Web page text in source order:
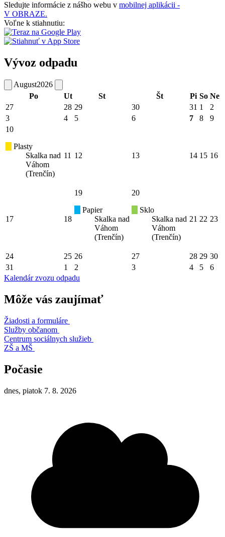
Sledujte informácie z nášho webu v mobilnej aplikácii -
V OBRAZE.
Voľne k stiahnutiu:
Vývoz odpadu
August2026
Po
Ut St Št Pi So Ne
27
28 29 30 31 1
2
3
4 5 6 7 8
9
10
Plasty
Skalka nad
Váhom
(Trenčín)
11 12 13 14 15 16
17 18
19
Papier
Skalka nad
Váhom
(Trenčín)
20
Sklo
Skalka nad
Váhom
(Trenčín)
21 22 23
24 25 26 27 28 29 30
31
1 2 3 4 5
6
Kalendár zvozu odpadu
Môže vás zaujímať
Žiadosti a formuláre
Služby občanom
Centrum sociálnych služieb
ZŠ a MŠ
Počasie
dnes, piatok 7. 8. 2026